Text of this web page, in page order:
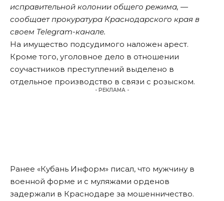
исправительной колонии общего режима, —
сообщает прокуратура Краснодарского края в
своем Telegram-канале.
На имущество подсудимого наложен арест.
Кроме того, уголовное дело в отношении
соучастников преступлений выделено в
отдельное производство в связи с розыском.
- РЕКЛАМА -
Ранее «Кубань Информ» писал, что мужчину в
военной форме и с муляжами орденов
задержали в Краснодаре за мошенничество.